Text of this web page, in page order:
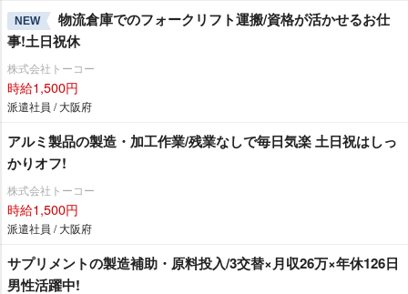
NEW
物流倉庫でのフォークリフト運搬/資格が活かせるお仕
事!土日祝休
株式会社トーコー
時給1,500円
派遣社員 / 大阪府
アルミ製品の製造・加工作業/残業なしで毎日気楽 土日祝はしっ
かりオフ!
株式会社トーコー
時給1,500円
派遣社員 / 大阪府
サプリメントの製造補助・原料投入/3交替×月収26万×年休126日
男性活躍中!